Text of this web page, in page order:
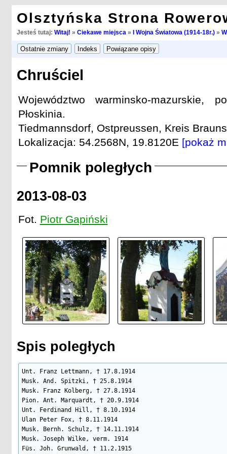
Olsztyńska Strona
Jesteś tutaj: Witaj! » Ciekawe miejsca » I Wojna Światowa (1914-18r.)»
Chruściel
Województwo warminsko-mazurskie,
Płoskinia.
Tiedmannsdorf, Ostpreussen, Kreis
Lokalizacja: 54.2568N, 19.8120E [pokaż
Pomnik poległych
2013-08-03
Fot. Piotr Gapiński
Spis poległych
Unt. Franz Lettmann, † 17.8.1914
Musk. And. Spitzki, † 25.8.1914
Musk. Franz Kolberg, † 27.8.1914
Pion. Ant. Marquardt, † 20.9.1914
Unt. Ferdinand Hill, † 8.10.1914
Ulan Peter Fox, † 8.11.1914
Musk. Bernh. Schulz, † 14.11.1914
Musk. Joseph Wilke, verm. 1914
Füs. Joh. Grunwald, † 11.2.1915